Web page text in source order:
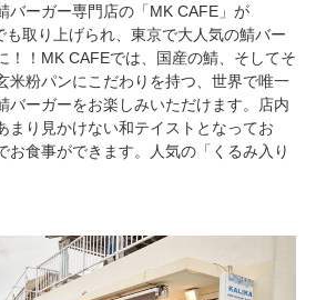
バーガー専門店の「MK CAFE」が
も取り上げられ、東京で大人気の鯖バー
！！MK CAFEでは、国産の鯖、そしてそ
米粉パンにこだわりを持つ、世界で唯一
バーガーをお楽しみいただけます。店内
まり見かけない和テイストとなってお
お食事ができます。人気の「くるみ入り